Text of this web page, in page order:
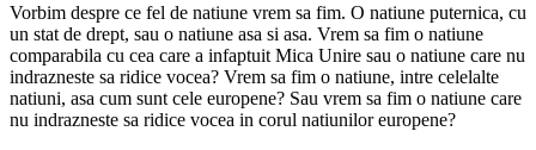
Vorbim despre ce fel de natiune vrem sa fim. O natiune puternica, cu
un stat de drept, sau o natiune asa si asa. Vrem sa fim o natiune
comparabila cu cea care a infaptuit Mica Unire sau o natiune care nu
indrazneste sa ridice vocea? Vrem sa fim o natiune, intre celelalte
natiuni, asa cum sunt cele europene? Sau vrem sa fim o natiune care
nu indrazneste sa ridice vocea in corul natiunilor europene?